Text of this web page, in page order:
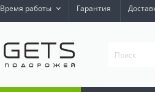
Время работы Гарантия